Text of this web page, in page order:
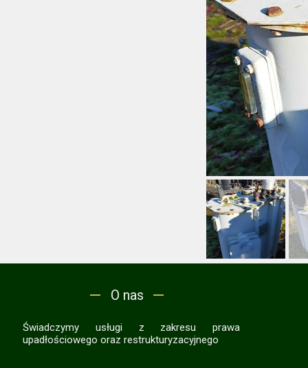
Świadczymy usługi z zakresu prawa
upadłościowego oraz restrukturyzacyjnego
O nas